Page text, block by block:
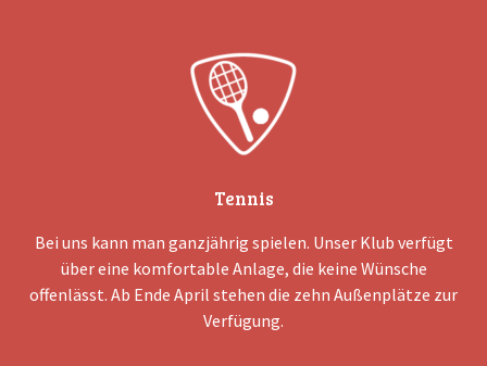
Tennis
Bei uns kann man ganzjährig spielen. Unser Klub verfügt
über eine komfortable Anlage, die keine Wünsche
offenlässt. Ab Ende April stehen die zehn Außenplätze zur
Verfügung.